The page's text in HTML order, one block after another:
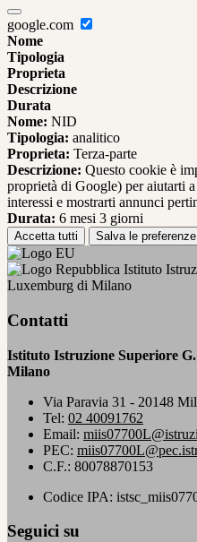
google.com
Nome
Tipologia
Proprieta
Descrizione
Durata
Nome: NID
Tipologia: analitico
Proprieta: Terza-parte
Descrizione: Questo cookie è
proprietà di Google) per aiutarti
interessi e mostrarti annunci
Durata: 6 mesi 3 giorni
Accetta tutti Salva le preferenze
Istituto
Luxemburg di Milano
Contatti
Istituto Istruzione Superiore
Milano
Via Paravia 31 - 20148
Tel: 02 40091762
Email:
PEC:
C.F.: 80078870153
Codice IPA:
Seguici su